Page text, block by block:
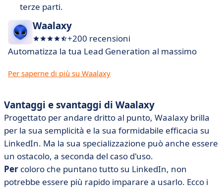
terze parti.
Waalaxy
+200 recensioni
Automatizza la tua Lead Generation al massimo
Per saperne di più su Waalaxy
Vantaggi e svantaggi di Waalaxy
Progettato per andare dritto al punto, Waalaxy brilla
per la sua semplicità e la sua formidabile efficacia su
LinkedIn. Ma la sua specializzazione può anche essere
un ostacolo, a seconda del caso d'uso.
Per coloro che puntano tutto su LinkedIn, non
potrebbe essere più rapido imparare a usarlo. Ecco i